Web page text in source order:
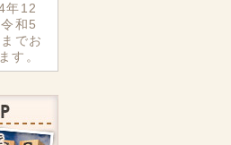
年12
和5
でお
す。